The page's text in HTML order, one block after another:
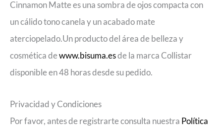
Cinnamon Matte es una sombra de ojos compacta con
un cálido tono canela y un acabado mate
aterciopelado.Un producto del área de belleza y
cosmética dewww.bisuma.esde la marca Collistar
disponible en 48 horas desde su pedido.
Privacidad y Condiciones
Por favor, antes de registrarte consulta nuestra Política